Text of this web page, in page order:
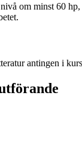
om minst 60
antingen i